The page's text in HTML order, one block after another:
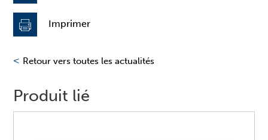
Imprimer
< Retour vers toutes les actualités
Produit lié